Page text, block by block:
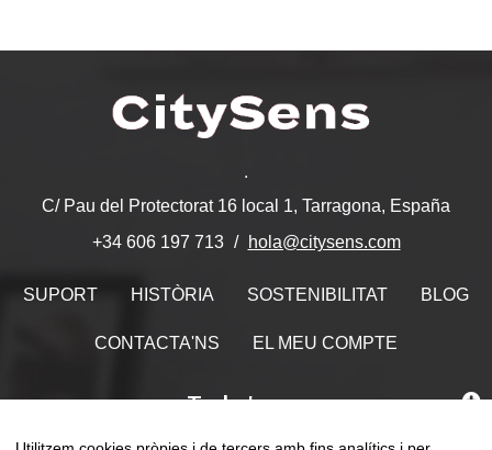
.
C/ Pau del Protectorat 16 local 1, Tarragona, España
+34 606 197 713
hola@citysens.com
SUPORT HISTÒRIA SOSTENIBILITAT BLOG
CONTACTA'NS EL MEU COMPTE
Troba'ns